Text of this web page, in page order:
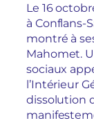
Le 16
à Conflans-
montré à
Mahomet.
sociaux
l’Intérieur
dissolution